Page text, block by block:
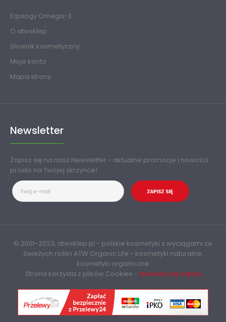
Eqology Omega-3
O atwsklep
Słownik kosmetyczny
Moje konto
Mapa strony
Newsletter
Zapisz się na nasz Newsletter - aktualne promocje i nowości
prosto na Twojej skrzynce!
© 2001-2023, atwsklep.pl - polskie kosmetyki z wyciągami ze
świeżych roślin ATW Organic Life - kosmetyki naturalne,
kosmetyki organiczne
Strona korzysta z plików Cookies - dowiedz się więcej